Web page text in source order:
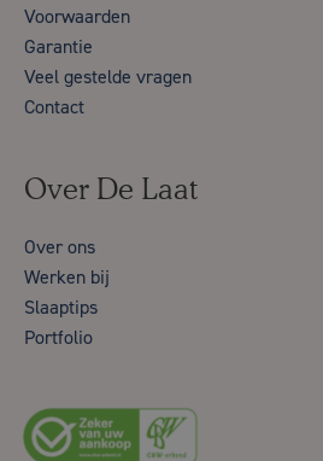
Voorwaarden
Garantie
Veel gestelde vragen
Contact
Over De Laat
Over ons
Werken bij
Slaaptips
Portfolio